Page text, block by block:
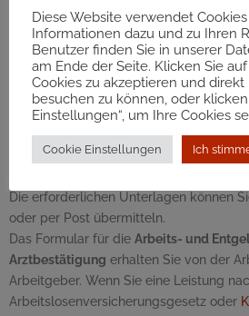
Ab Beginn der achten Woche vor dem
Geburtstermin kann das Wochengeld
Zuständige
der zuständige
Sozialversicherungsträger)
Die erforderlichen Unterlagen können
oder per Post übermitteln.
Das Formular für die Arbeits- und
Arztbestätigung erhalten Sie von der
Arbeitgeber. Wenn Sie eine Leistung
Arbeitslosenversicherungsgesetz oder
Diese Website verwendet
Informationen dazu und zu Ihren
Benutzer finden Sie in unserer
am Ende der Seite. Klicken Sie auf
Cookies zu akzeptieren und
besuchen zu können, oder
Einstellungen“, um Ihre Cookies
Cookie Einstellungen Ich